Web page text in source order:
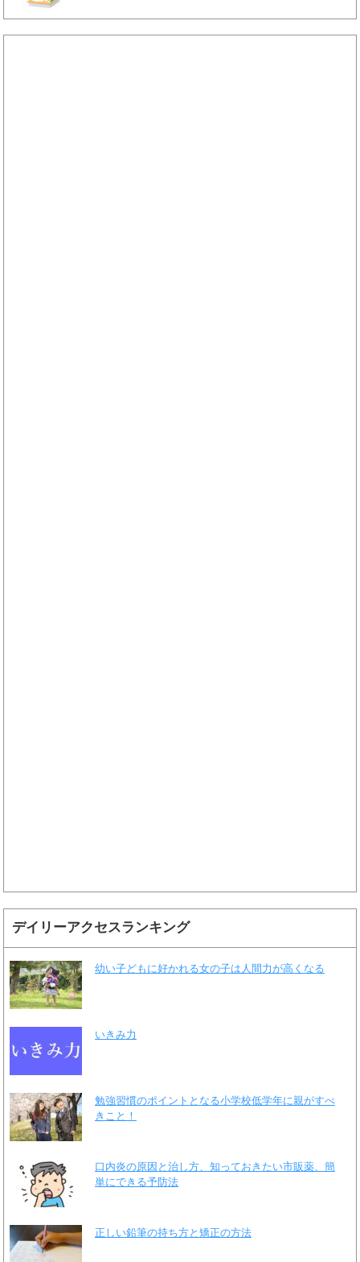
デイリーアクセスランキング
幼い子どもに好かれる女の子は人間力が高くなる
いきみ力
勉強習慣のポイントとなる小学校低学年に親がすべ
きこと！
口内炎の原因と治し方、知っておきたい市販薬、簡
単にできる予防法
正しい鉛筆の持ち方と矯正の方法